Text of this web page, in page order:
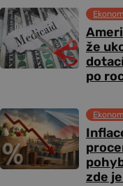
že
po
zde